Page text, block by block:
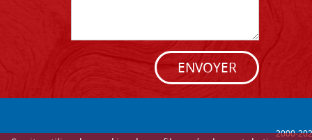
ENVOYER
2000-